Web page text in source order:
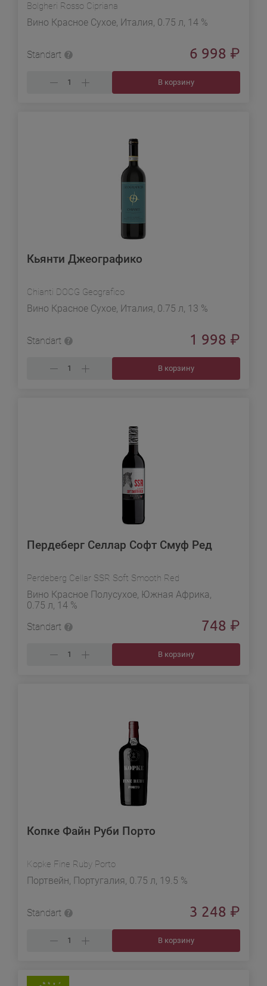
Bolgheri Rosso Cipriana
Вино Красное Сухое, Италия, 0.75 л, 14 %
Standart 6 998 ₽
В корзину
Кьянти Джеографико
Chianti DOCG Geografico
Вино Красное Сухое, Италия, 0.75 л, 13 %
Standart 1 998 ₽
В корзину
Пердеберг Селлар Софт Смуф Ред
Perdeberg Cellar SSR Soft Smooth Red
Вино Красное Полусухое, Южная Африка,
0.75 л, 14 %
Standart
748 ₽
В корзину
Копке Файн Руби Порто
Kopke Fine Ruby Porto
Портвейн, Португалия, 0.75 л, 19.5 %
Standart 3 248 ₽
В корзину